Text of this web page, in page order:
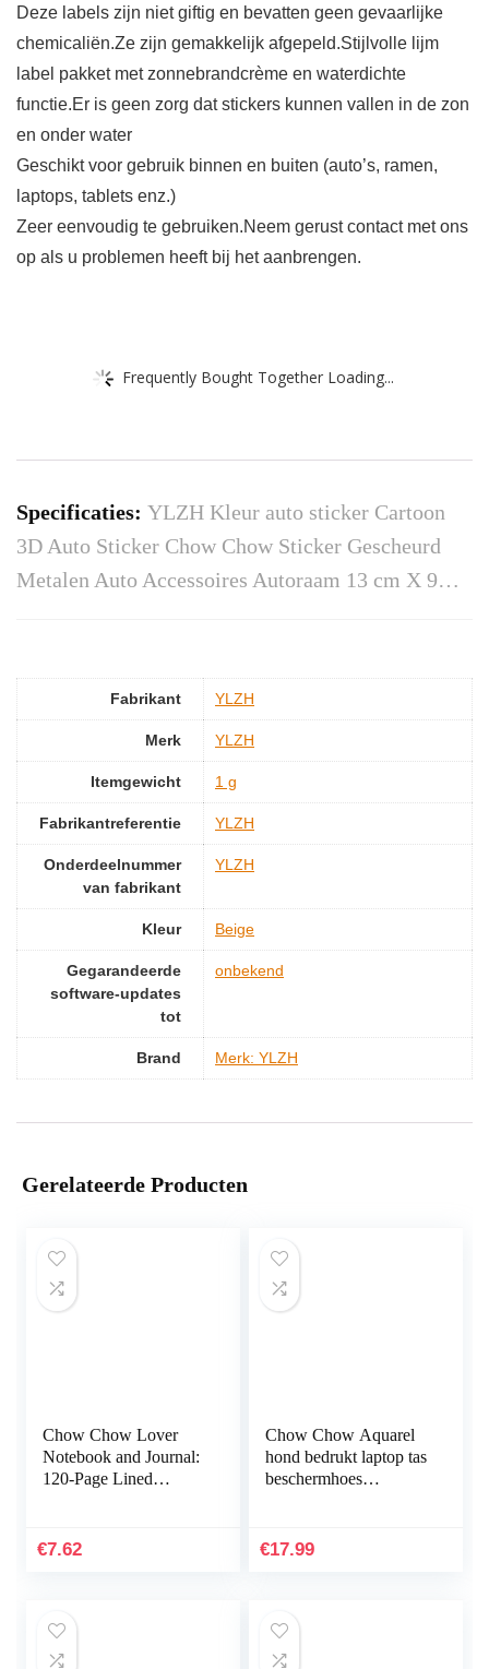
Deze labels zijn niet giftig en bevatten geen gevaarlijke
chemicaliën.Ze zijn gemakkelijk afgepeld.Stijlvolle lijm
label pakket met zonnebrandcrème en waterdichte
functie.Er is geen zorg dat stickers kunnen vallen in de zon
en onder water
Geschikt voor gebruik binnen en buiten (auto’s, ramen,
laptops, tablets enz.)
Zeer eenvoudig te gebruiken.Neem gerust contact met ons
op als u problemen heeft bij het aanbrengen.
Frequently Bought Together Loading...
Specificaties: YLZH Kleur auto sticker Cartoon
3D Auto Sticker Chow Chow Sticker Gescheurd
Metalen Auto Accessoires Autoraam 13 cm X 9…
Fabrikant ‎YLZH
Merk ‎YLZH
Itemgewicht ‎1 g
Fabrikantreferentie ‎YLZH
Onderdeelnummer
van fabrikant
‎YLZH
Kleur Beige
Gegarandeerde
software-updates
tot
‎onbekend
Brand Merk: YLZH
Gerelateerde Producten
Chow Chow Lover
Notebook and Journal:
120-Page Lined
(Cinnamon Chow
€7.62
Chow Chow Aquarel
hond bedrukt laptop tas
beschermhoes
laptop tas voor…
€17.99